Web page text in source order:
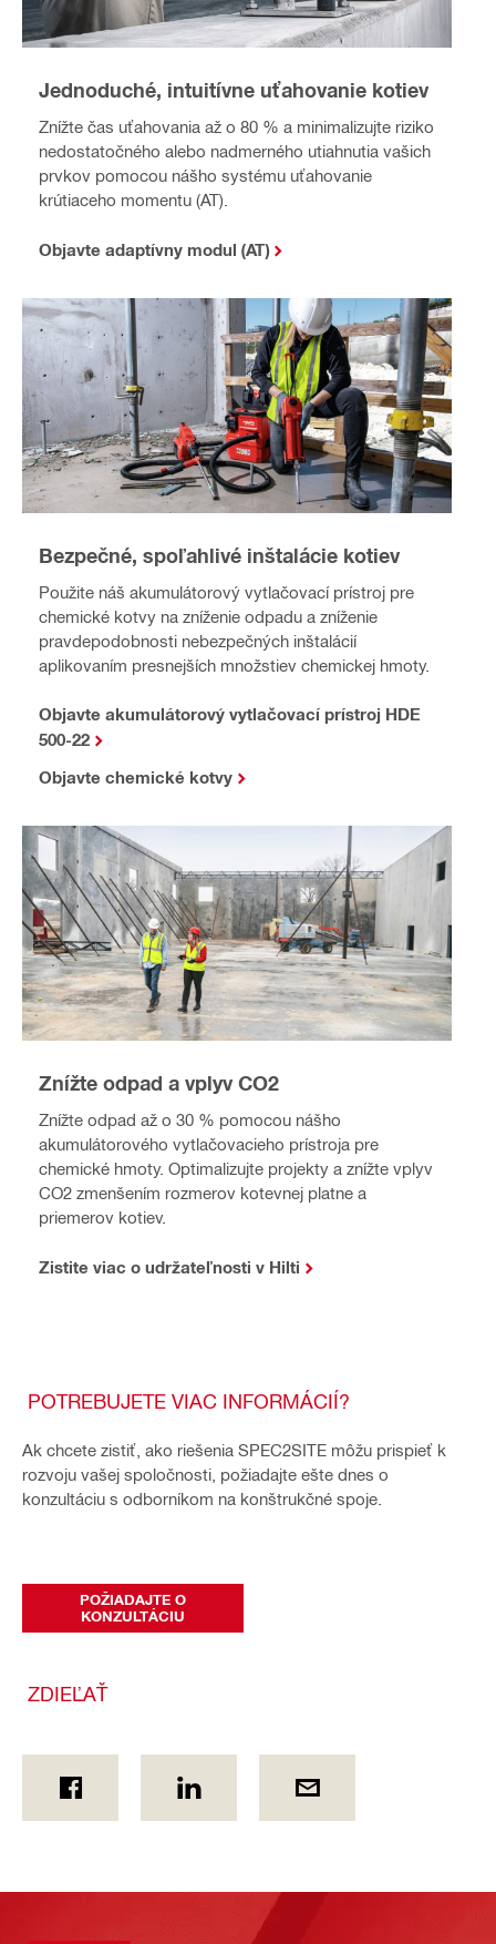
Jednoduché, intuitívne uťahovanie kotiev
Znížte čas uťahovania až o 80 % a minimalizujte riziko
nedostatočného alebo nadmerného utiahnutia vašich
prvkov pomocou nášho systému uťahovanie
krútiaceho momentu (AT).
Objavte adaptívny modul (AT)
Bezpečné, spoľahlivé inštalácie kotiev
Použite náš akumulátorový vytlačovací prístroj pre
chemické kotvy na zníženie odpadu a zníženie
pravdepodobnosti nebezpečných inštalácií
aplikovaním presnejších množstiev chemickej hmoty.
Objavte akumulátorový vytlačovací prístroj HDE
500-22
Objavte chemické kotvy
Znížte odpad a vplyv CO2
Znížte odpad až o 30 % pomocou nášho
akumulátorového vytlačovacieho prístroja pre
chemické hmoty. Optimalizujte projekty a znížte vplyv
CO2 zmenšením rozmerov kotevnej platne a
priemerov kotiev.
Zistite viac o udržateľnosti v Hilti
POTREBUJETE VIAC INFORMÁCIÍ?
Ak chcete zistiť, ako riešenia SPEC2SITE môžu prispieť k
rozvoju vašej spoločnosti, požiadajte ešte dnes o
konzultáciu s odborníkom na konštrukčné spoje.
POŽIADAJTE O
KONZULTÁCIU
ZDIEĽAŤ